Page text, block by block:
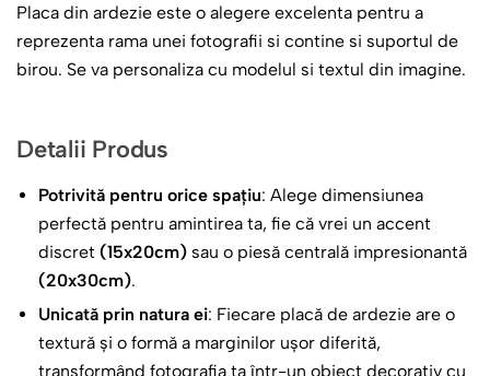
Placa din ardezie este o alegere excelenta pentru a
reprezenta rama unei fotografii si contine si suportul de
birou. Se va personaliza cu modelul si textul din imagine.
Detalii Produs
Potrivită pentru orice spațiu: Alege dimensiunea
perfectă pentru amintirea ta, fie că vrei un accent
discret (15x20cm) sau o piesă centrală impresionantă
(20x30cm).
Unicată prin natura ei: Fiecare placă de ardezie are o
textură și o formă a marginilor ușor diferită,
transformând fotografia ta într-un obiect decorativ cu